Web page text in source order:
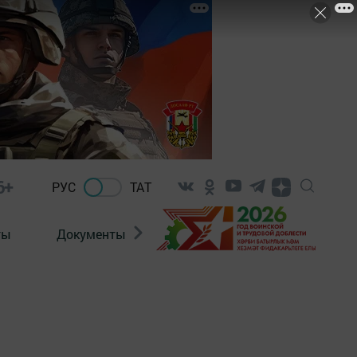
РУС ТАТ
Документы Патриотизм